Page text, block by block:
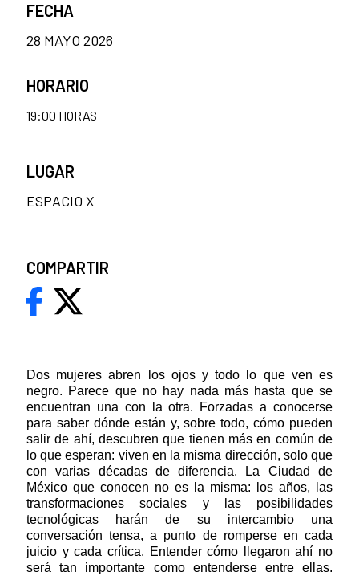
Dos mujeres abren los ojos y todo lo que ven es
negro. Parece que no hay nada más hasta que se
encuentran una con la otra. Forzadas a conocerse
para saber dónde están y, sobre todo, cómo pueden
salir de ahí, descubren que tienen más en común de
lo que esperan: viven en la misma dirección, solo que
con varias décadas de diferencia. La Ciudad de
México que conocen no es la misma: los años, las
transformaciones sociales y las posibilidades
tecnológicas harán de su intercambio una
conversación tensa, a punto de romperse en cada
juicio y cada crítica. Entender cómo llegaron ahí no
será tan importante como entenderse entre ellas.
FECHA
28 MAYO 2026
HORARIO
19:00 HORAS
LUGAR
ESPACIO X
COMPARTIR